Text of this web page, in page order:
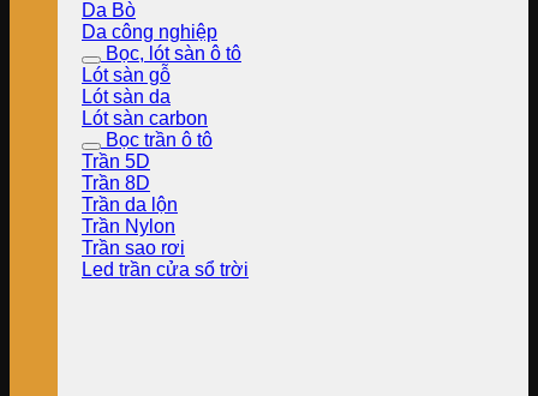
Da Bò
Da công nghiệp
Bọc, lót sàn ô tô
Lót sàn gỗ
Lót sàn da
Lót sàn carbon
Bọc trần ô tô
Trần 5D
Trần 8D
Trần da lộn
Trần Nylon
Trần sao rơi
Led trần cửa sổ trời